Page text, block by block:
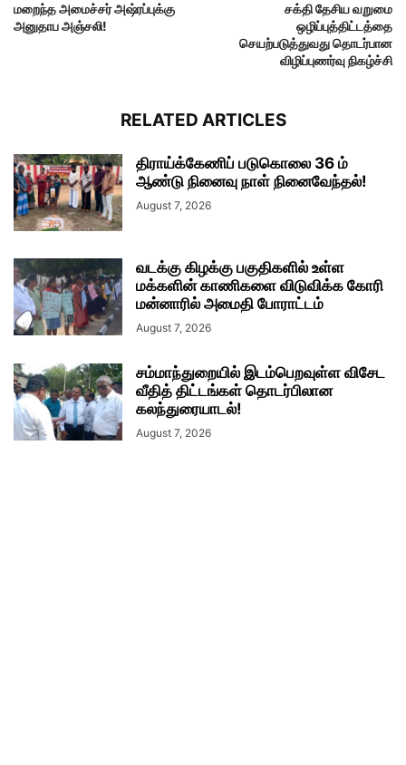
மறைந்த அமைச்சர் அஷ்ரப்புக்கு
அனுதாப அஞ்சலி!
சக்தி தேசிய வறுமை
ஒழிப்புத்திட்டத்தை
செயற்படுத்துவது தொடர்பான
விழிப்புணர்வு நிகழ்ச்சி
RELATED ARTICLES
திராய்க்கேணிப் படுகொலை 36 ம்
ஆண்டு நினைவு நாள் நினைவேந்தல்!
August 7, 2026
வடக்கு கிழக்கு பகுதிகளில் உள்ள
மக்களின் காணிகளை விடுவிக்க கோரி
மன்னாரில் அமைதி போராட்டம்
August 7, 2026
சம்மாந்துறையில் இடம்பெறவுள்ள விசேட
வீதித் திட்டங்கள் தொடர்பிலான
கலந்துரையாடல்!
August 7, 2026